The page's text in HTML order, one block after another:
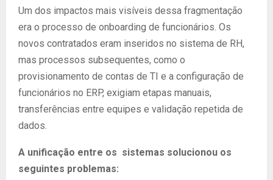
Um dos impactos mais visíveis dessa fragmentação
era o processo de onboarding de funcionários. Os
novos contratados eram inseridos no sistema de RH,
mas processos subsequentes, como o
provisionamento de contas de TI e a configuração de
funcionários no ERP, exigiam etapas manuais,
transferências entre equipes e validação repetida de
dados.
A unificação entre os sistemas solucionou os
seguintes problemas: